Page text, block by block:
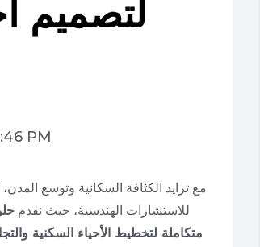
PM
مع تزايد الكثافة السكانية وتوسع
الحياة، وسهولة التنقل، وكفاءة البنية التحتية. وهذا ما تؤمن به PEC للاستشارات الهندسية، حيث نقدم
متكاملة لتخطيط الأحياء السكنية